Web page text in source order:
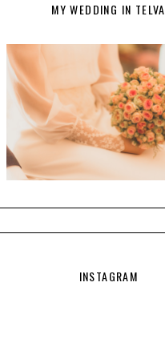
MY WEDDING IN TELVA
INSTAGRAM